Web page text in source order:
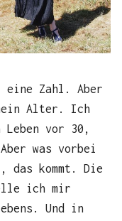
Zahl. Aber
Alter. Ich
Leben vor 30,
was vorbei
das kommt. Die
ich mir
Und in